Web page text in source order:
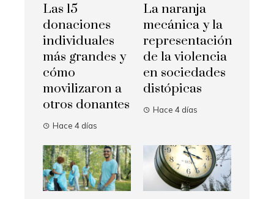
Las 15
donaciones
individuales
más grandes y
cómo
movilizaron a
otros donantes
Hace 4 días
La naranja
mecánica y la
representación
de la violencia
en sociedades
distópicas
Hace 4 días